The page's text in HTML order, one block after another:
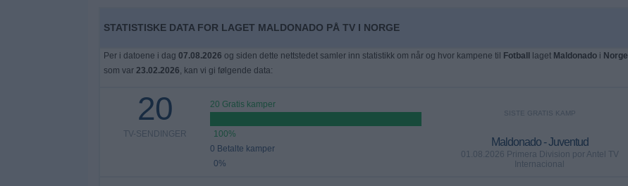
STATISTISKE DATA FOR LAGET MALDONADO PÅ TV I NORGE
Per i datoene i dag 07.08.2026 og siden dette nettstedet samler inn statistikk om når og hvor kampene til Fotball laget Maldonadoi Norge
som var 23.02.2026, kan vi gi følgende data:
20
TV-SENDINGER
20 Gratis kamper
100%
0 Betalte kamper
0%
SISTE GRATIS KAMP
Maldonado - Juventud
01.08.2026 Primera Division por Antel TV
Internacional